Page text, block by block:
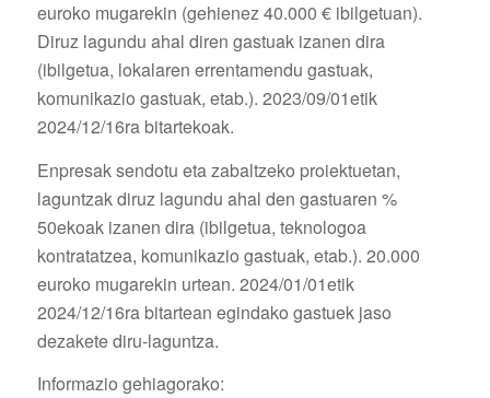
euroko mugarekin (gehienez 40.000 € ibilgetuan).
Diruz lagundu ahal diren gastuak izanen dira
(ibilgetua, lokalaren errentamendu gastuak,
komunikazio gastuak, etab.). 2023/09/01etik
2024/12/16ra bitartekoak.
Enpresak sendotu eta zabaltzeko proiektuetan,
laguntzak diruz lagundu ahal den gastuaren %
50ekoak izanen dira (ibilgetua, teknologoa
kontratatzea, komunikazio gastuak, etab.). 20.000
euroko mugarekin urtean. 2024/01/01etik
2024/12/16ra bitartean egindako gastuek jaso
dezakete diru-laguntza.
Informazio gehiagorako: